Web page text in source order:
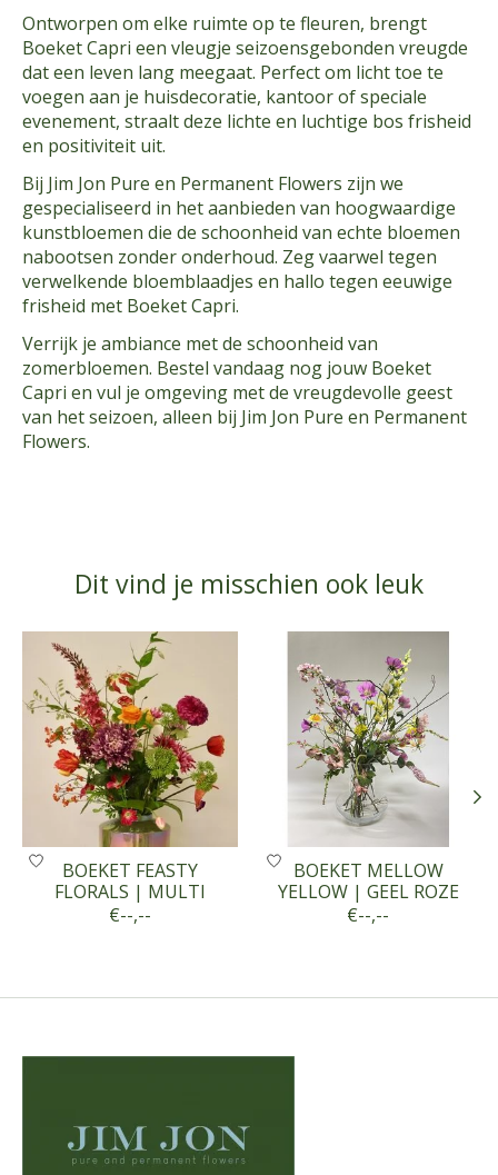
Ontworpen om elke ruimte op te fleuren, brengt
Boeket Capri een vleugje seizoensgebonden vreugde
dat een leven lang meegaat. Perfect om licht toe te
voegen aan je huisdecoratie, kantoor of speciale
evenement, straalt deze lichte en luchtige bos frisheid
en positiviteit uit.
Bij Jim Jon Pure en Permanent Flowers zijn we
gespecialiseerd in het aanbieden van hoogwaardige
kunstbloemen die de schoonheid van echte bloemen
nabootsen zonder onderhoud. Zeg vaarwel tegen
verwelkende bloemblaadjes en hallo tegen eeuwige
frisheid met Boeket Capri.
Verrijk je ambiance met de schoonheid van
zomerbloemen. Bestel vandaag nog jouw Boeket
Capri en vul je omgeving met de vreugdevolle geest
van het seizoen, alleen bij Jim Jon Pure en Permanent
Flowers.
Dit vind je misschien ook leuk
Items van productcarrousel
BOEKET FEASTY
FLORALS | MULTI
€--,--
BOEKET MELLOW
YELLOW | GEEL ROZE
€--,--